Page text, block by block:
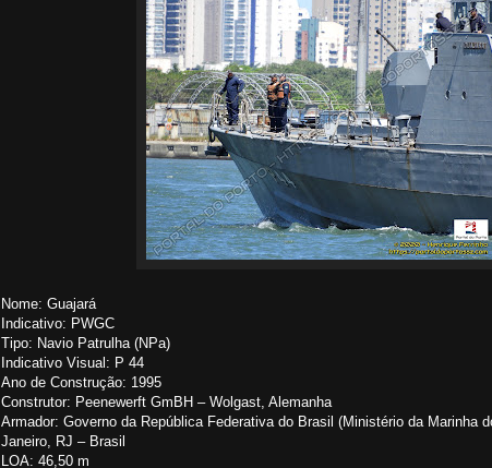
Nome: Guajará
Indicativo: PWGC
Tipo: Navio Patrulha (NPa)
Indicativo Visual: P 44
Ano de Construção: 1995
Construtor: Peenewerft GmBH – Wolgast, Alemanha
Armador: Governo da República Federativa do Brasil (Ministério da Marinha
Janeiro, RJ – Brasil
LOA: 46,50 m